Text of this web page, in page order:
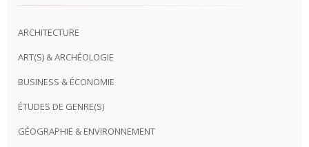
ARCHITECTURE
ART(S) & ARCHÉOLOGIE
BUSINESS & ÉCONOMIE
ÉTUDES DE GENRE(S)
GÉOGRAPHIE & ENVIRONNEMENT